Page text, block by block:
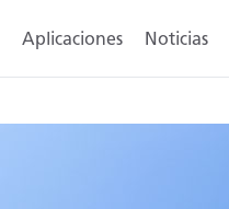
Aplicaciones Noticias